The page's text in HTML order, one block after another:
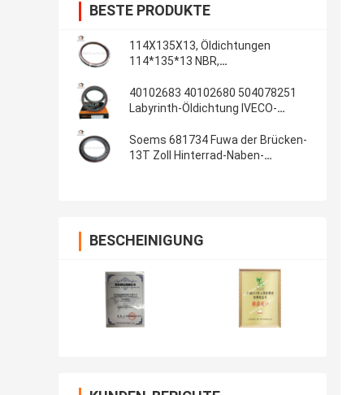
BESTE PRODUKTE
114X135X13, Öldichtungen
114*135*13 NBR,
Öldichtungs-Material: NBR
40102683 40102680 504078251
Labyrinth-Öldichtung IVECO-
100*130*13/14 innere
Soems 681734 Fuwa der Brücken-
13T Zoll Hinterrad-Naben-
BESCHEINIGUNG